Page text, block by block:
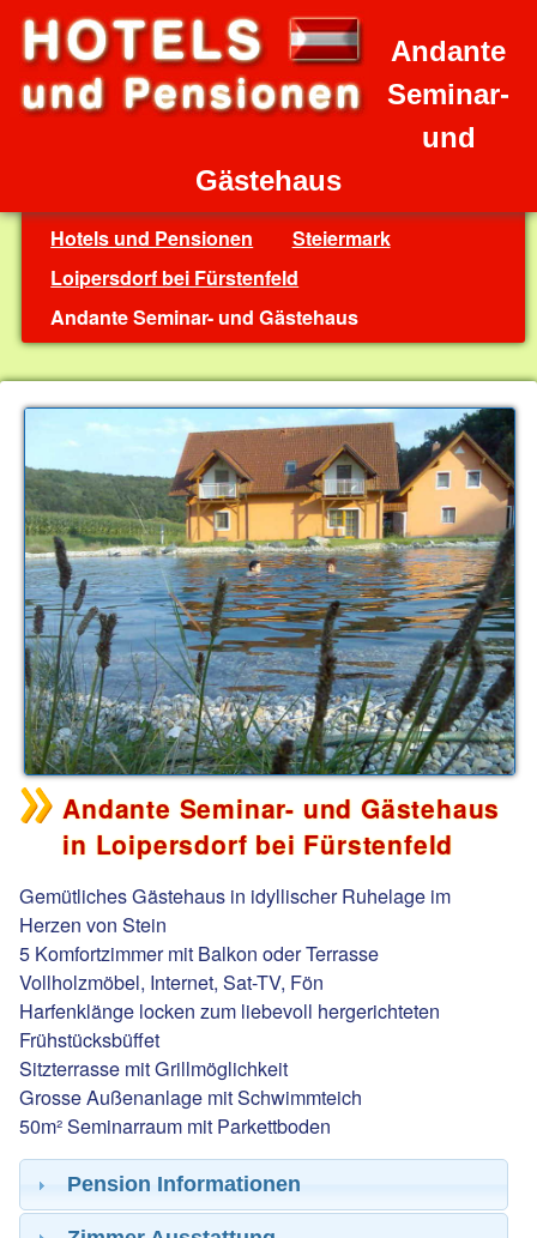
Andante
Seminar-
und
Gästehaus
Hotels und Pensionen
Steiermark
Loipersdorf bei Fürstenfeld
Andante Seminar- und Gästehaus
Andante Seminar- und Gästehaus
in Loipersdorf bei Fürstenfeld
Gemütliches Gästehaus in idyllischer Ruhelage im
Herzen von Stein
5 Komfortzimmer mit Balkon oder Terrasse
Vollholzmöbel, Internet, Sat-TV, Fön
Harfenklänge locken zum liebevoll hergerichteten
Frühstücksbüffet
Sitzterrasse mit Grillmöglichkeit
Grosse Außenanlage mit Schwimmteich
50m² Seminarraum mit Parkettboden
Pension Informationen